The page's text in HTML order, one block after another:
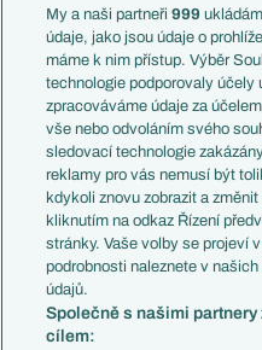
Témata
Představení týmů MS
EuroSkauting
PL v kostce
Evropské koeficienty
Přestupy
Přestupové spekulace
Zranění
Kluby
Arsenal FC
Chelsea FC
Manchester United
AC Milán
My a naši partneři999
údaje, jako jsou údaje o
máme k nim přístup. Výběr
technologie podporovaly účely
zpracováváme údaje za
vše nebo odvoláním svého
sledovací technologie
reklamy pro vás nemusí být
kdykoli znovu zobrazit a
kliknutím na odkaz Řízení
stránky. Vaše volby se projeví
podrobnosti naleznete v
údajů.
Společně s našimi
cílem: